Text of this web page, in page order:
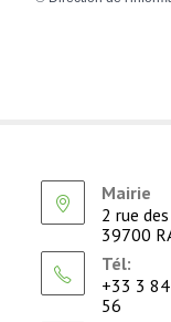
Mairie
2 rue
39700
Tél:
+33 3
56